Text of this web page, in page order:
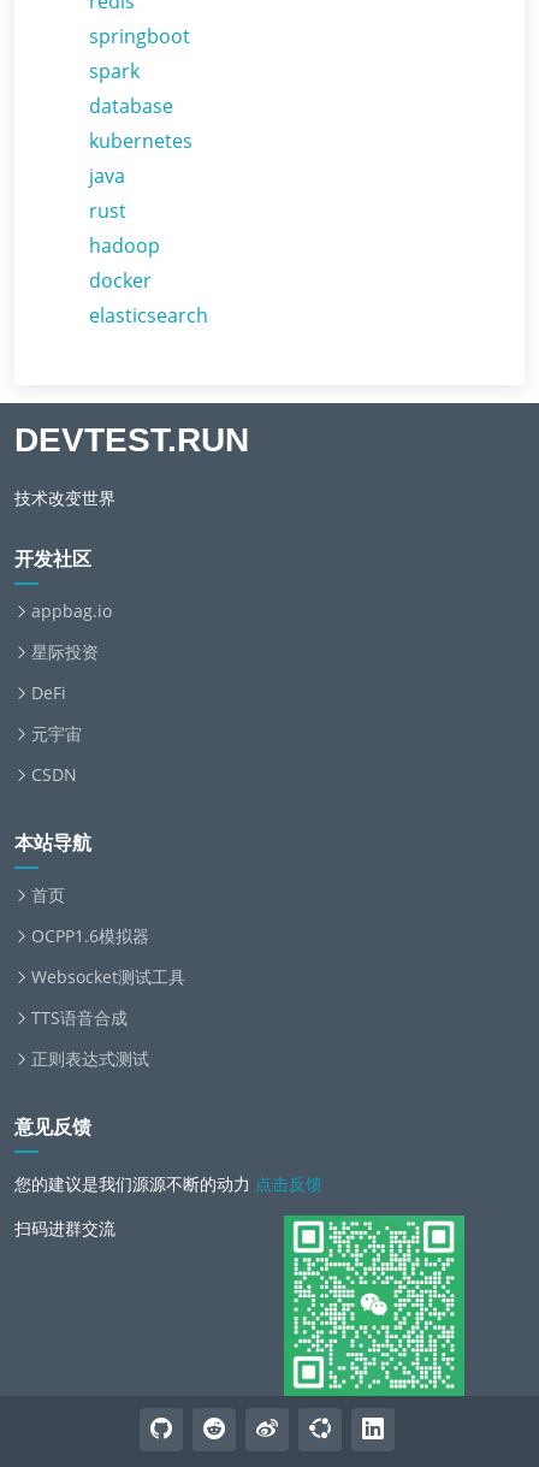
springboot
spark
database
kubernetes
java
rust
hadoop
docker
elasticsearch
DEVTEST.RUN
技术改变世界
开发社区
appbag.io
星际投资
DeFi
元宇宙
CSDN
本站导航
首页
OCPP1.6模拟器
Websocket测试工具
TTS语音合成
正则表达式测试
意见反馈
您的建议是我们源源不断的动力 点击反馈
扫码进群交流